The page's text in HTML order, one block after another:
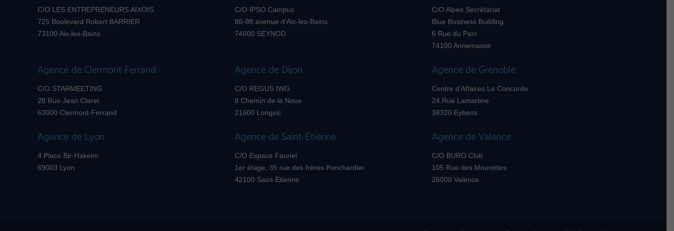
C/O LES ENTREPRENEURS AIXOIS
725 Boulevard Robert BARRIER
73100 Aix-les-Bains
C/O IPSO Campus
86-88 avenue d’Aix-les-Bains
74600 SEYNOD
C/O Alpes Secrétariat
Blue Business Building
6 Rue du Parc
74100 Annemasse
Agence de Clermont Ferrand
C/O STARMEETING
28 Rue Jean Claret
63000 Clermont-Ferrand
Agence de Dijon
C/O REGUS IWG
8 Chemin de la Noue
21600 Longvic
Agence de Grenoble
Centre d’Affaires Le Concorde
24 Rue Lamartine
38320 Eybens
Agence de Lyon
4 Place Bir-Hakeim
69003 Lyon
Agence de Saint-Étienne
C/O Espace Fauriel
1er étage, 35 rue des frères Ponchardier
42100 Saint-Etienne
Agence de Valence
C/O BURO Club
105 Rue des Mourettes
26000 Valence